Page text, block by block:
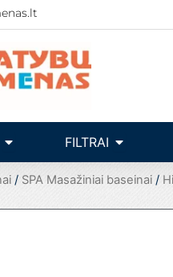
Open Baseinų įrengimas
FILTRAI Open
/ SPA Masažiniai baseinai /